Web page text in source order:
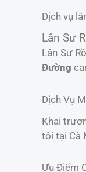
Dịch vụ
Lân Sư
Lân Sư
Đường
Dịch Vụ
Khai
tôi tại Cà
Ưu Điểm